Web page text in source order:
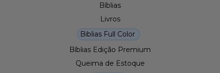
Bíblias
Livros
Biblias Full Color
Bíblias Edição Premium
Queima de Estoque